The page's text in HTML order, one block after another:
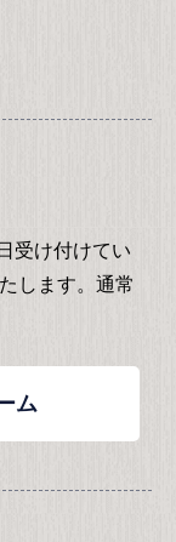
受け付けてい
します。通常
ム